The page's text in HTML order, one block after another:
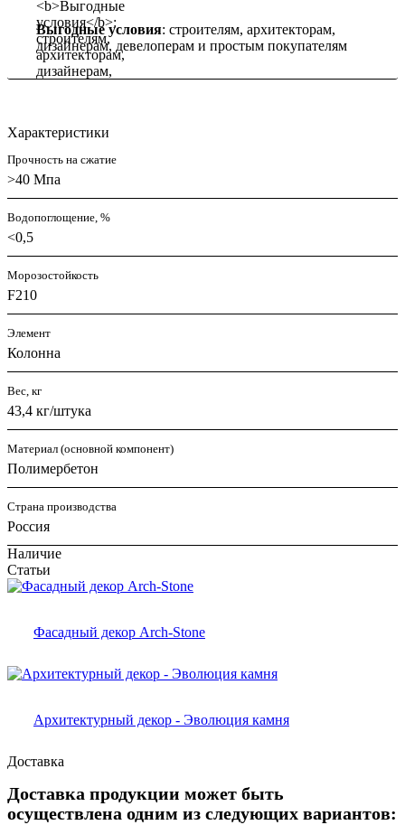
Выгодные условия: строителям, архитекторам,
дизайнерам, девелоперам и простым покупателям
Характеристики
Прочность на сжатие
>40 Мпа
Водопоглощение, %
<0,5
Морозостойкость
F210
Элемент
Колонна
Вес, кг
43,4 кг/штука
Материал (основной компонент)
Полимербетон
Страна производства
Россия
Наличие
Статьи
Фасадный декор Arch-Stone
Архитектурный декор - Эволюция камня
Доставка
Доставка продукции может быть
осуществлена одним из следующих вариантов: